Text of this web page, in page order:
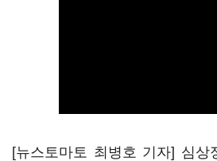
[뉴스토마토 최병호 기자] 심상